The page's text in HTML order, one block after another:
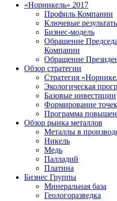
«Норникель» 2017
Профиль Компании
Ключевые
Бизнес-модель
Обращение
Компании
Обращение
Обзор стратегии
Стратегия
Экологическая
Базовые инвестиции
Формирование
Программа
Обзор рынка металлов
Металлы в
Никель
Медь
Палладий
Платина
Бизнес Группы
Минеральная база
Геологоразведка